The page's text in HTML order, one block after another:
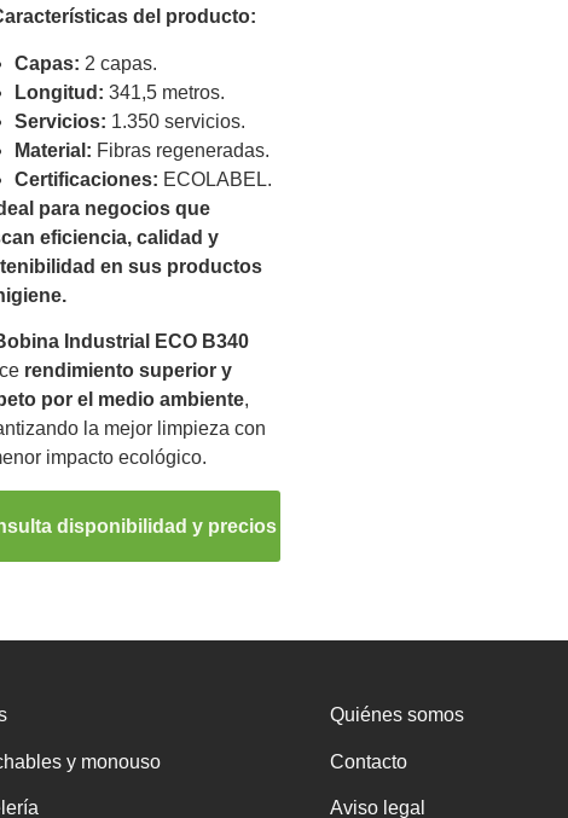
del producto:
Capas: 2 capas.
Longitud: 341,5 metros.
Servicios: 1.350 servicios.
Material: Fibras regeneradas.
Certificaciones: ECOLABEL.
para negocios que
eficiencia, calidad y
en sus productos
Industrial ECO B340
rendimiento superior y
por el medio ambiente,
la mejor limpieza con
impacto ecológico.
disponibilidad y precios
y monouso
Quiénes somos
Contacto
Aviso legal